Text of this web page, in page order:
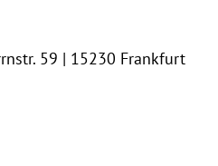
59 | 15230 Frankfurt